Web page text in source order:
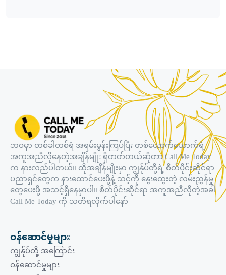
ဘဝမှာ တစ်ခါတစ်ရံ အရမ်းမွန်းကြပ်ပြီး တစ်ယောက်ယောက်ရဲ့
အကူအညီလိုနေတဲ့အချိန်မျိုး ရှိတတ်တယ်ဆိုတာ Call Me Today
က နားလည်ပါတယ်။ ထိုအချိန်မျိုးမှာ ကျွန်ုပ်တို့ရဲ့ စိတ်ပိုင်းဆိုင်ရာ
ပညာရှင်တွေက နားထောင်ပေးဖို့နဲ့ သင့်ကို နွေးထွေးတဲ့ လမ်းညွှန်မှု
တွေပေးဖို့ အသင့်ရှိနေမှာပါ။ စိတ်ပိုင်းဆိုင်ရာ အကူအညီလိုတဲ့အခါ
Call Me Today ကို သတိရလိုက်ပါနော်
ဝန်ဆောင်မှုများ
ကျွန်ုပ်တို့ အကြောင်း
ဝန်ဆောင်မှုများ